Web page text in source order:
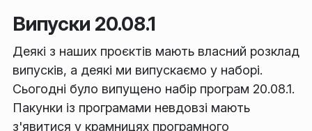
Випуски 20.08.1
Деякі з наших проєктів мають власний розклад
випусків, а деякі ми випускаємо у наборі.
Сьогодні було випущено набір програм 20.08.1.
Пакунки із програмами невдовзі мають
з'явитися у крамницях програмного